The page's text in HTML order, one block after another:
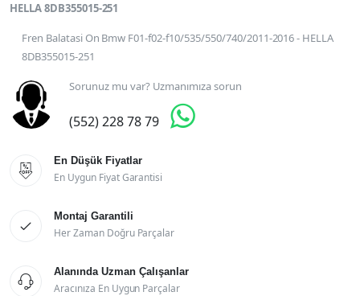
HELLA 8DB355015-251
Fren Balatasi On Bmw F01-f02-f10/535/550/740/2011-2016 - HELLA
8DB355015-251
Sorunuz mu var? Uzmanımıza sorun
(552) 228 78 79 

En Düşük Fiyatlar
En Uygun Fiyat Garantisi

Montaj Garantili
Her Zaman Doğru Parçalar

Alanında Uzman Çalışanlar
Aracınıza En Uygun Parçalar